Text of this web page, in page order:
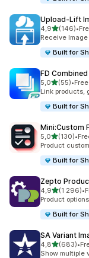
Upload‑Lift
4,9z 5 hvězd
(146)
Celkový počet
•
Receive
Built for
FD
5,0z 5 hvězd
(55)
Celkový počet
•
Link products,
Built for
Mini:Custom
5,0z 5 hvězd
(130)
Celkový počet
•
Product
Built for
Zepto
4,9z 5 hvězd
(1 296)
Celkový počet
•
Product
Built for
SA Variant
4,8z 5 hvězd
(683)
Celkový počet
•
Show multiple